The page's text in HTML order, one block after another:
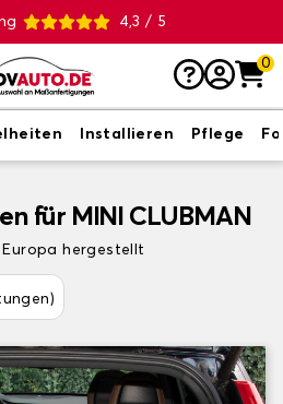
4,3 / 5
0
Installieren Pflege
für MINI CLUBMAN
Europa hergestellt